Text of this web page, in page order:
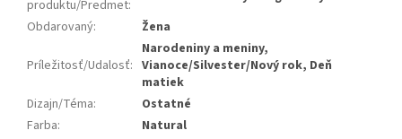
produktu/Predmet:
Obdarovaný: Žena
Príležitosť/Udalosť:
Narodeniny a meniny,
Vianoce/Silvester/Nový rok, Deň
matiek
Dizajn/Téma:
Ostatné
Farba: Natural